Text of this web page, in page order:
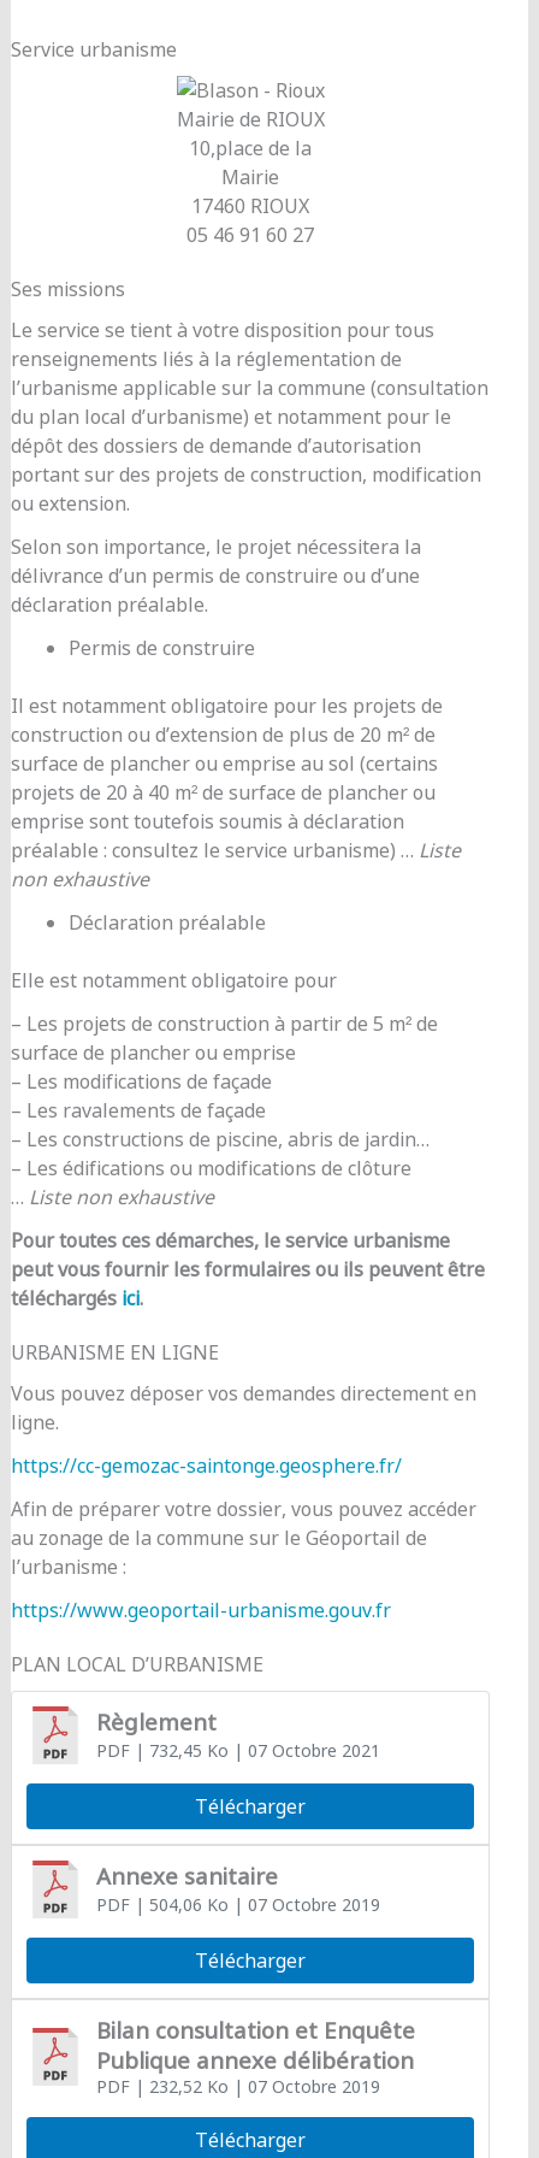
Service urbanisme
Mairie de RIOUX
10,place de la
Mairie
17460 RIOUX
05 46 91 60 27
Ses missions
Le service se tient à votre disposition pour tous
renseignements liés à la réglementation de
l’urbanisme applicable sur la commune (consultation
du plan local d’urbanisme) et notamment pour le
dépôt des dossiers de demande d’autorisation
portant sur des projets de construction, modification
ou extension.
Selon son importance, le projet nécessitera la
délivrance d’un permis de construire ou d’une
déclaration préalable.
Permis de construire
Il est notamment obligatoire pour les projets de
construction ou d’extension de plus de 20 m² de
surface de plancher ou emprise au sol (certains
projets de 20 à 40 m² de surface de plancher ou
emprise sont toutefois soumis à déclaration
préalable : consultez le service urbanisme) … Liste
non exhaustive
Déclaration préalable
Elle est notamment obligatoire pour
– Les projets de construction à partir de 5 m² de
surface de plancher ou emprise
– Les modifications de façade
– Les ravalements de façade
– Les constructions de piscine, abris de jardin…
– Les édifications ou modifications de clôture
… Liste non exhaustive
Pour toutes ces démarches, le service urbanisme
peut vous fournir les formulaires ou ils peuvent être
téléchargés ici.
URBANISME EN LIGNE
Vous pouvez déposer vos demandes directement en
ligne.
https://cc-gemozac-saintonge.geosphere.fr/
Afin de préparer votre dossier, vous pouvez accéder
au zonage de la commune sur le Géoportail de
l’urbanisme :
https://www.geoportail-urbanisme.gouv.fr
PLAN LOCAL D’URBANISME
Règlement
PDF| 732,45 Ko | 07 Octobre 2021
Télécharger
Annexe sanitaire
PDF| 504,06 Ko | 07 Octobre 2019
Télécharger
Bilan consultation et Enquête
Publique annexe délibération
PDF| 232,52 Ko | 07 Octobre 2019
Télécharger